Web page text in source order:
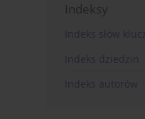
Indeksy
Indeks słów
Indeks dziedzin
Indeks autorów